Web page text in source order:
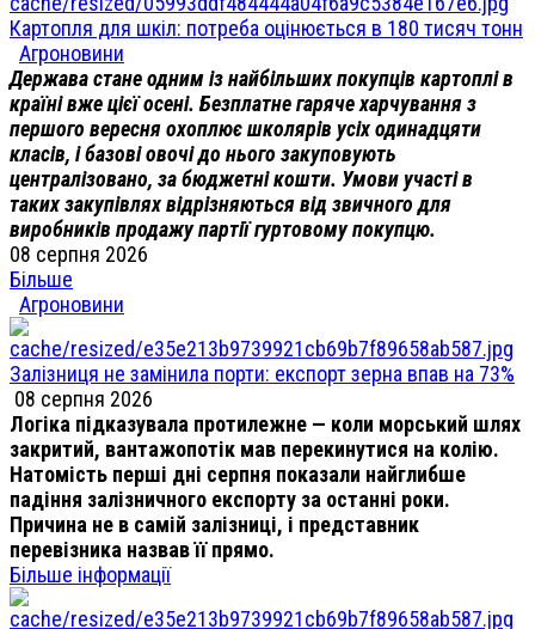
Картопля для шкіл: потреба оцінюється в 180 тисяч тонн
Агроновини
Держава стане одним із найбільших покупців картоплі в
країні вже цієї осені. Безплатне гаряче харчування з
першого вересня охоплює школярів усіх одинадцяти
класів, і базові овочі до нього закуповують
централізовано, за бюджетні кошти. Умови участі в
таких закупівлях відрізняються від звичного для
виробників продажу партії гуртовому покупцю.
08 серпня 2026
Більше
Агроновини
Залізниця не замінила порти: експорт зерна впав на 73%
08 серпня 2026
Логіка підказувала протилежне — коли морський шлях
закритий, вантажопотік мав перекинутися на колію.
Натомість перші дні серпня показали найглибше
падіння залізничного експорту за останні роки.
Причина не в самій залізниці, і представник
перевізника назвав її прямо.
Більше інформації